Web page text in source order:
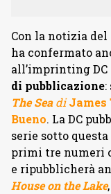
Con la notizia
ha confermato
all’imprinting
di pubblicazione
The Seadi
Bueno. La DC
serie sotto
primi tre numeri
e ripubblicherà
House on the Lake